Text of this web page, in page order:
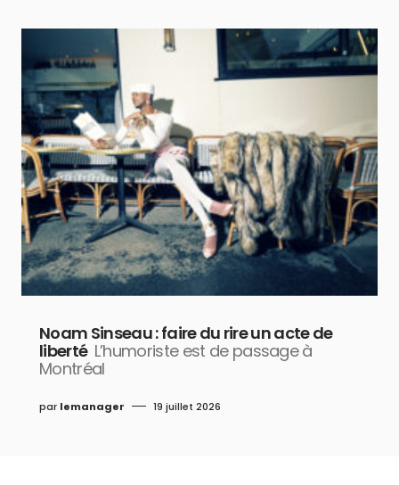
Noam Sinseau : faire du rire un acte de
liberté L’humoriste est de passage à
Montréal
par lemanager 19 juillet 2026